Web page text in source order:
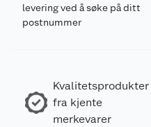
levering ved å søke på ditt
postnummer
Kvalitetsprodukter
fra kjente
merkevarer